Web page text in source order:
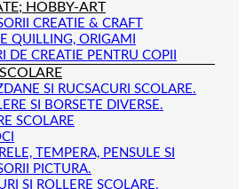
HOBBY-ART
CREATIE & CRAFT
QUILLING, ORIGAMI
DE CREATIE PENTRU COPII
SI RUCSACURI SCOLARE.
SI BORSETE DIVERSE.
SCOLARE
TEMPERA, PENSULE SI
PICTURA.
SI ROLLERE SCOLARE.